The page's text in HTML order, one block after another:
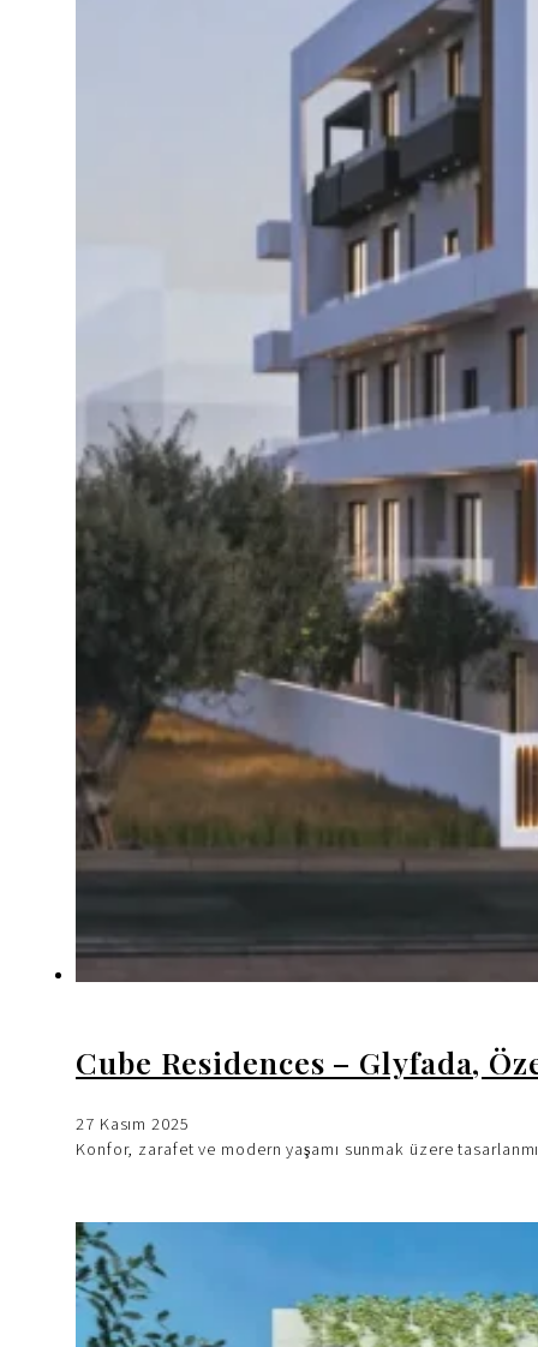
Cube Residences – Glyfada,
27 Kasım 2025
Konfor, zarafet ve modern yaşamı sunmak üzere